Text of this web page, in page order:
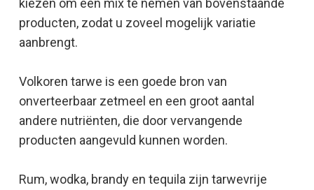
kiezen om een mix te nemen van bovenstaande
producten, zodat u zoveel mogelijk variatie
aanbrengt.
Volkoren tarwe is een goede bron van
onverteerbaar zetmeel en een groot aantal
andere nutriënten, die door vervangende
producten aangevuld kunnen worden.
Rum, wodka, brandy en tequila zijn tarwevrije